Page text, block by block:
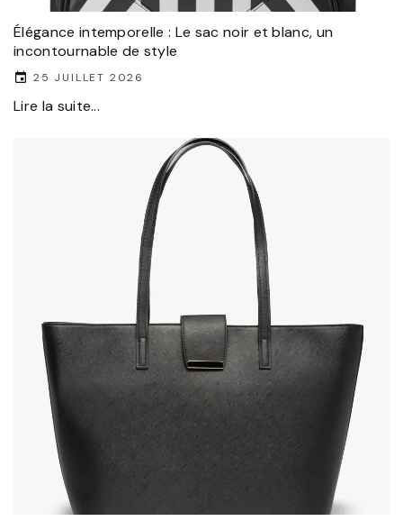
Élégance intemporelle : Le sac noir et blanc, un
incontournable de style
25 JUILLET 2026
Lire la suite...